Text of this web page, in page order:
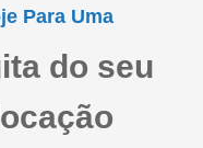
Para Uma
do seu